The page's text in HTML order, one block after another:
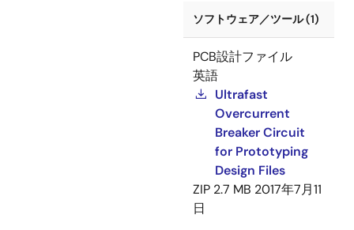
ソフトウェア／ツール (1)
PCB設計ファイル
英語
Ultrafast
Overcurrent
Breaker Circuit
for Prototyping
Design Files
ZIP 2.7 MB 2017年7月11
日